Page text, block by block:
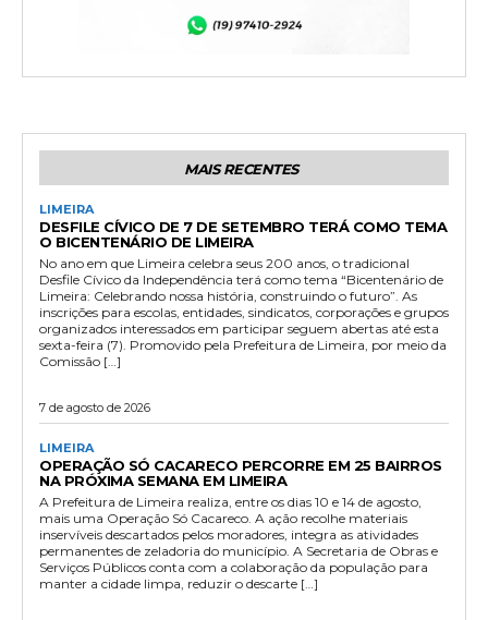
MAIS RECENTES
LIMEIRA
DESFILE CÍVICO DE 7 DE SETEMBRO TERÁ COMO TEMA
O BICENTENÁRIO DE LIMEIRA
No ano em que Limeira celebra seus 200 anos, o tradicional
Desfile Cívico da Independência terá como tema “Bicentenário de
Limeira: Celebrando nossa história, construindo o futuro”. As
inscrições para escolas, entidades, sindicatos, corporações e grupos
organizados interessados em participar seguem abertas até esta
sexta-feira (7). Promovido pela Prefeitura de Limeira, por meio da
Comissão […]
7 de agosto de 2026
LIMEIRA
OPERAÇÃO SÓ CACARECO PERCORRE EM 25 BAIRROS
NA PRÓXIMA SEMANA EM LIMEIRA
A Prefeitura de Limeira realiza, entre os dias 10 e 14 de agosto,
mais uma Operação Só Cacareco. A ação recolhe materiais
inservíveis descartados pelos moradores, integra as atividades
permanentes de zeladoria do município. A Secretaria de Obras e
Serviços Públicos conta com a colaboração da população para
manter a cidade limpa, reduzir o descarte […]